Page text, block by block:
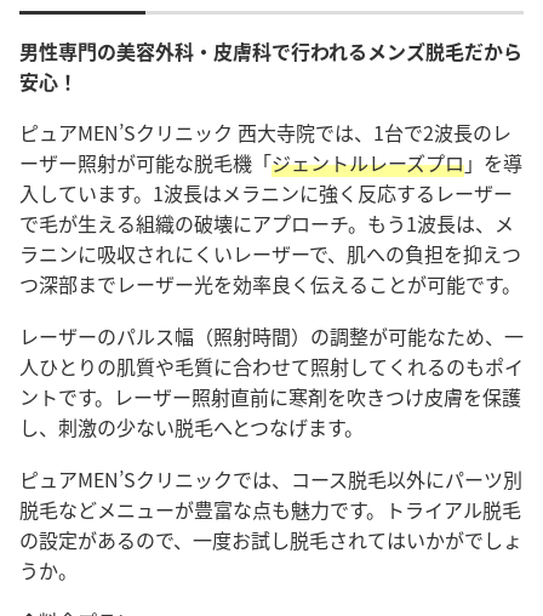
男性専門の美容外科・皮膚科で行われるメンズ脱毛だから
安心！
ピュアMEN’Sクリニック 西大寺院では、1台で2波長のレ
ーザー照射が可能な脱毛機「ジェントルレーズプロ」を導
入しています。1波長はメラニンに強く反応するレーザー
で毛が生える組織の破壊にアプローチ。もう1波長は、メ
ラニンに吸収されにくいレーザーで、肌への負担を抑えつ
つ深部までレーザー光を効率良く伝えることが可能です。
レーザーのパルス幅（照射時間）の調整が可能なため、一
人ひとりの肌質や毛質に合わせて照射してくれるのもポイ
ントです。レーザー照射直前に寒剤を吹きつけ皮膚を保護
し、刺激の少ない脱毛へとつなげます。
ピュアMEN’Sクリニックでは、コース脱毛以外にパーツ別
脱毛などメニューが豊富な点も魅力です。トライアル脱毛
の設定があるので、一度お試し脱毛されてはいかがでしょ
うか。